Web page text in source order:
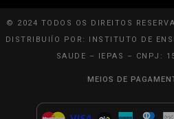
© 2024 TODOS OS DIREITOS
DISTRIBUIÍO POR: INSTITUTO DE
SAUDE – IEPAS – CNPJ:
MEIOS DE